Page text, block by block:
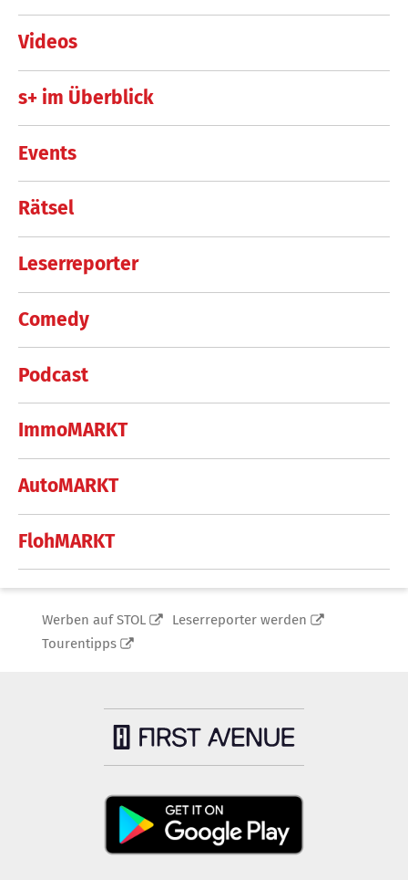
Videos
s+ im Überblick
Events
Rätsel
Leserreporter
Comedy
Podcast
ImmoMARKT
AutoMARKT
FlohMARKT
Werben auf STOL
Leserreporter werden
Tourentipps